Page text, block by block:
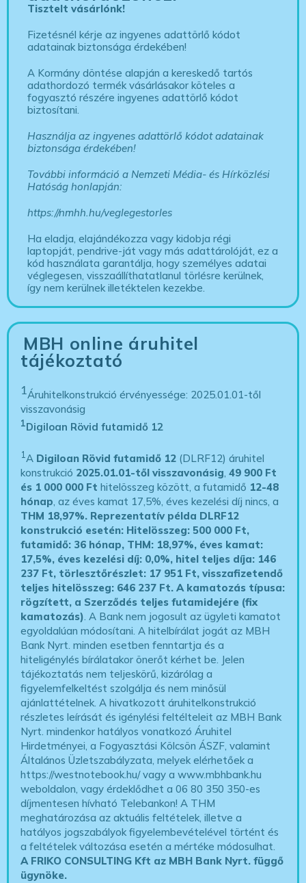
Tisztelt vásárlónk!
Fizetésnél kérje az ingyenes adattörlő kódot
adatainak biztonsága érdekében!
A Kormány döntése alapján a kereskedő tartós
adathordozó termék vásárlásakor köteles a
fogyasztó részére ingyenes adattörlő kódot
biztosítani.
Használja az ingyenes adattörlő kódot adatainak
biztonsága érdekében!
További információ a Nemzeti Média- és Hírközlési
Hatóság honlapján:
https://nmhh.hu/veglegestorles
Ha eladja, elajándékozza vagy kidobja régi
laptopját, pendrive-ját vagy más adattárolóját, ez a
kód használata garantálja, hogy személyes adatai
véglegesen, visszaállíthatatlanul törlésre kerülnek,
így nem kerülnek illetéktelen kezekbe.
MBH online áruhitel
tájékoztató
1Áruhitelkonstrukció érvényessége: 2025.01.01-től
visszavonásig
1Digiloan Rövid futamidő 12
1A Digiloan Rövid futamidő 12 (DLRF12) áruhitel
konstrukció 2025.01.01-től visszavonásig,49 900 Ft
és 1 000 000 Ft hitelösszeg között, a futamidő 12-48
hónap, az éves kamat 17,5%, éves kezelési díj nincs, a
THM 18,97%. Reprezentatív példa DLRF12
konstrukció esetén: Hitelösszeg: 500 000 Ft,
futamidő: 36 hónap, THM: 18,97%, éves kamat:
17,5%, éves kezelési díj: 0,0%, hitel teljes díja: 146
237 Ft, törlesztőrészlet: 17 951 Ft, visszafizetendő
teljes hitelösszeg: 646 237 Ft.A kamatozás típusa:
rögzített, a Szerződés teljes futamidejére (fix
kamatozás). A Bank nem jogosult az ügyleti kamatot
egyoldalúan módosítani. A hitelbírálat jogát az MBH
Bank Nyrt. minden esetben fenntartja és a
hiteligénylés bírálatakor önerőt kérhet be. Jelen
tájékoztatás nem teljeskörű, kizárólag a
figyelemfelkeltést szolgálja és nem minősül
ajánlattételnek. A hivatkozott áruhitelkonstrukció
részletes leírását és igénylési feltélteleit az MBH Bank
Nyrt. mindenkor hatályos vonatkozó Áruhitel
Hirdetményei, a Fogyasztási Kölcsön ÁSZF, valamint
Általános Üzletszabályzata, melyek elérhetőek a
https://westnotebook.hu/vagy a www.mbhbank.hu
weboldalon, vagy érdeklődhet a 06 80 350 350-es
díjmentesen hívható Telebankon! A THM
meghatározása az aktuális feltételek, illetve a
hatályos jogszabályok figyelembevételével történt és
a feltételek változása esetén a mértéke módosulhat.
A FRIKO CONSULTING Kft az MBH Bank Nyrt. függő
ügynöke.